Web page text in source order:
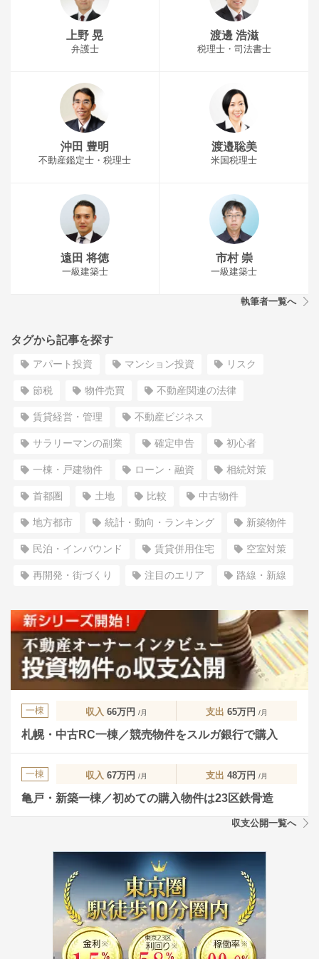
上野 晃
弁護士
渡邊 浩滋
税理士・司法書士
沖田 豊明
不動産鑑定士・税理士
渡邉聡美
米国税理士
遠田 将徳
一級建築士
市村 崇
一級建築士
執筆者一覧へ
タグから記事を探す
アパート投資 マンション投資 リスク
節税 物件売買 不動産関連の法律
賃貸経営・管理 不動産ビジネス
サラリーマンの副業 確定申告 初心者
一棟・戸建物件 ローン・融資 相続対策
首都圏 土地 比較 中古物件
地方都市 統計・動向・ランキング 新築物件
民泊・インバウンド 賃貸併用住宅 空室対策
再開発・街づくり 注目のエリア 路線・新線
一棟 収入 66万円 /月 支出 65万円 /月
札幌・中古RC一棟／競売物件をスルガ銀行で購入
一棟 収入 67万円 /月 支出 48万円 /月
亀戸・新築一棟／初めての購入物件は23区鉄骨造
収支公開一覧へ